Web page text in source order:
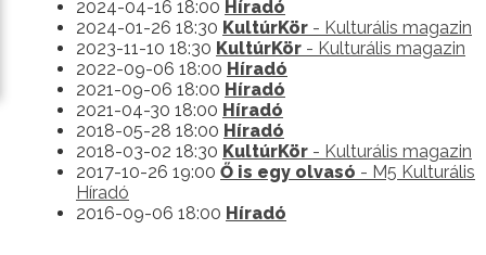
2024-04-16 18:00 Híradó
2024-01-26 18:30 KultúrKör - Kulturális magazin
2023-11-10 18:30 KultúrKör - Kulturális magazin
2022-09-06 18:00 Híradó
2021-09-06 18:00 Híradó
2021-04-30 18:00 Híradó
2018-05-28 18:00 Híradó
2018-03-02 18:30 KultúrKör - Kulturális magazin
2017-10-26 19:00 Ő is egy olvasó - M5 Kulturális
Híradó
2016-09-06 18:00 Híradó